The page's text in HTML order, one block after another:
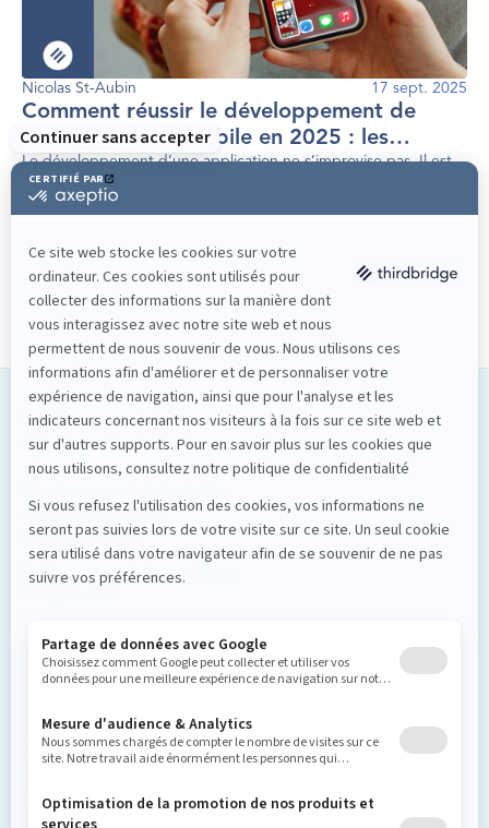
Nicolas St-Aubin 17 sept. 2025
Comment réussir le développement de
son application mobile en 2025 : les
étapes clés
Le développement d’une application ne s’improvise pas. Il est
essentiel d’être bien préparé. Une grande majorité des projets
numériques d’envergure échoue faute d’une préparation
Solutions numériques
Nos services
Applications mobiles
Applications web
Logiciels sur mesure
Design et stratégie numérique
Intelligence artificielle
Enrichissement UX
Optimisation des processus d’affaires
À propos de nous
Carrière et culture
Nos clients
Blogue